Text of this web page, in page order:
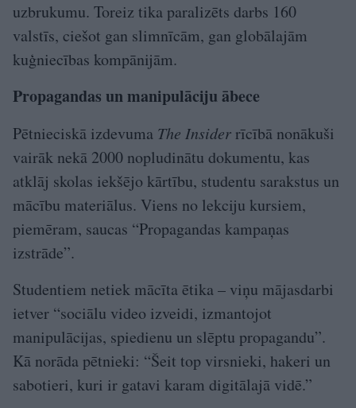
uzbrukumu. Toreiz tika paralizēts darbs 160
valstīs, ciešot gan slimnīcām, gan globālajām
kuģniecības kompānijām.
Propagandas un manipulāciju ābece
Pētnieciskā izdevuma The Insider rīcībā nonākuši
vairāk nekā 2000 nopludinātu dokumentu, kas
atklāj skolas iekšējo kārtību, studentu sarakstus un
mācību materiālus. Viens no lekciju kursiem,
piemēram, saucas “Propagandas kampaņas
izstrāde”.
Studentiem netiek mācīta ētika – viņu mājasdarbi
ietver “sociālu video izveidi, izmantojot
manipulācijas, spiedienu un slēptu propagandu”.
Kā norāda pētnieki: “Šeit top virsnieki, hakeri un
sabotieri, kuri ir gatavi karam digitālajā vidē.”